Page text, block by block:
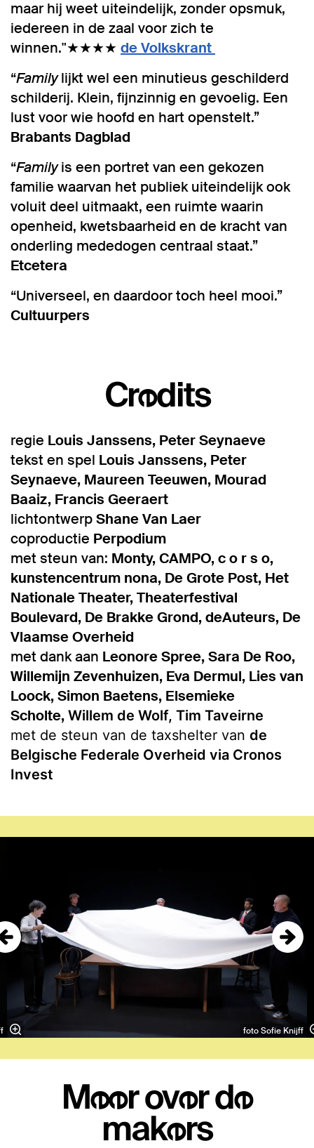
maar hij weet uiteindelijk, zonder opsmuk,
iedereen in de zaal voor zich te
winnen."★★★★ de Volkskrant
“Familylijkt wel een minutieus geschilderd
schilderij. Klein, fijnzinnig en gevoelig. Een
lust voor wie hoofd en hart openstelt.”
Brabants Dagblad
“Familyis een portret van een gekozen
familie waarvan het publiek uiteindelijk ook
voluit deel uitmaakt, een ruimte waarin
openheid, kwetsbaarheid en de kracht van
onderling mededogen centraal staat.”
Etcetera
“Universeel, en daardoor toch heel mooi.”
Cultuurpers
Credits
regie Louis Janssens, Peter Seynaeve
tekst en spel Louis Janssens, Peter
Seynaeve, Maureen Teeuwen, Mourad
Baaiz, Francis Geeraert
lichtontwerpShane Van Laer
coproductie Perpodium
met steun van: Monty, CAMPO, c o r s o,
kunstencentrum nona, De Grote Post, Het
Nationale Theater, Theaterfestival
Boulevard, De Brakke Grond, deAuteurs, De
Vlaamse Overheid
met dank aan Leonore Spree, Sara De Roo,
Willemijn Zevenhuizen, Eva Dermul, Lies van
Loock, Simon Baetens, Elsemieke
Scholte, Willem de Wolf, Tim Taveirne
met de steun van de taxshelter van de
Belgische Federale Overheid via Cronos
Invest
foto Sofie Knijff
Inzoomen
Meer over de
makers